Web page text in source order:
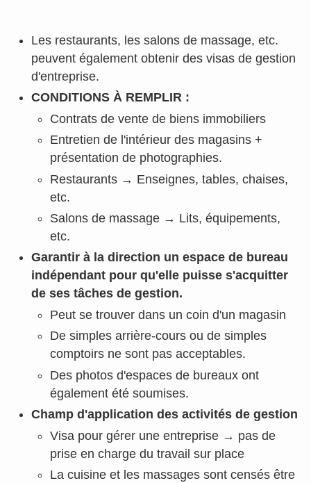
Les restaurants, les salons de massage, etc.
peuvent également obtenir des visas de gestion
d'entreprise.
CONDITIONS À REMPLIR :
Contrats de vente de biens immobiliers
Entretien de l'intérieur des magasins +
présentation de photographies.
Restaurants → Enseignes, tables, chaises,
etc.
Salons de massage → Lits, équipements,
etc.
Garantir à la direction un espace de bureau
indépendant pour qu'elle puisse s'acquitter
de ses tâches de gestion.
Peut se trouver dans un coin d'un magasin
De simples arrière-cours ou de simples
comptoirs ne sont pas acceptables.
Des photos d'espaces de bureaux ont
également été soumises.
Champ d'application des activités de gestion
Visa pour gérer une entreprise → pas de
prise en charge du travail sur place
La cuisine et les massages sont censés être